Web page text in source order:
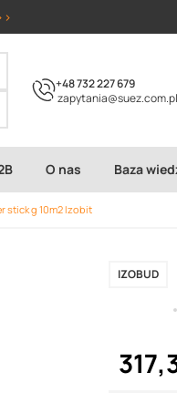
+48 732 227 679
zapytania@suez.com.pl
O nas Baza
stick g 10m2 Izobit
IZOBUD